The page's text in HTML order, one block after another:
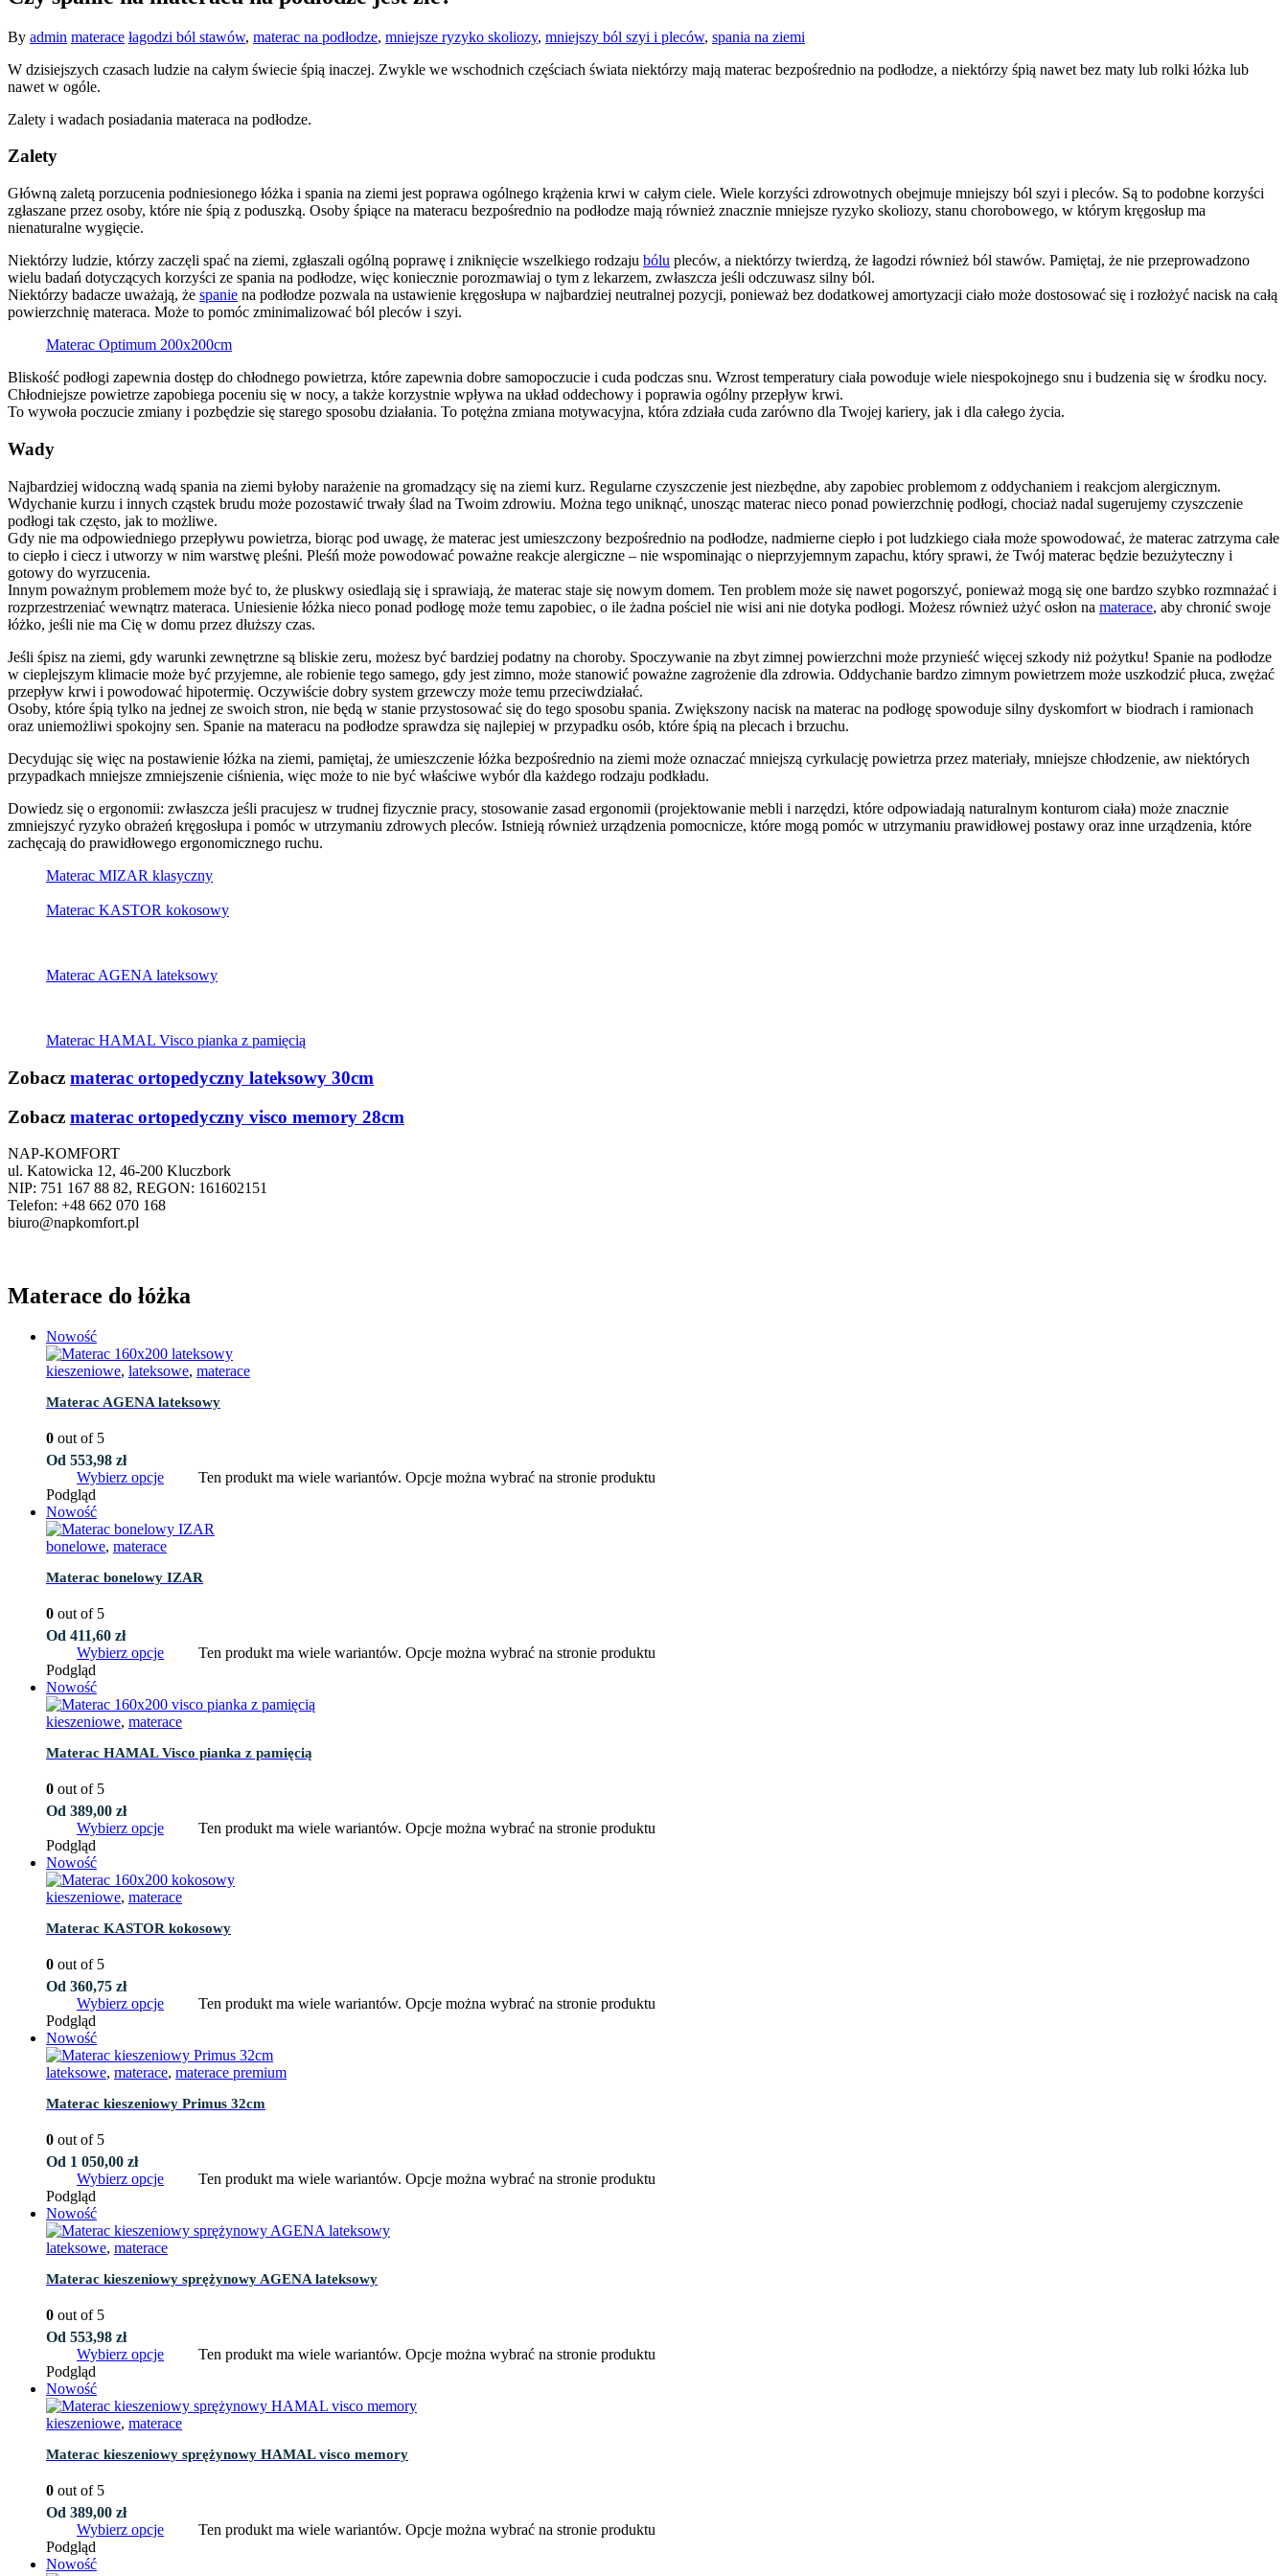
By admin materace łagodzi ból stawów, materac na podłodze, mniejsze ryzyko skoliozy, mniejszy ból szyi i pleców, spania na ziemi
W dzisiejszych czasach ludzie na całym świecie śpią inaczej. Zwykle we wschodnich częściach świata niektórzy mają materac bezpośrednio na podłodze, a niektórzy śpią nawet bez maty lub rolki łóżka lub
nawet w ogóle.
Zalety i wadach posiadania materaca na podłodze.
Zalety
Główną zaletą porzucenia podniesionego łóżka i spania na ziemi jest poprawa ogólnego krążenia krwi w całym ciele. Wiele korzyści zdrowotnych obejmuje mniejszy ból szyi i pleców. Są to podobne korzyści
zgłaszane przez osoby, które nie śpią z poduszką. Osoby śpiące na materacu bezpośrednio na podłodze mają również znacznie mniejsze ryzyko skoliozy, stanu chorobowego, w którym kręgosłup ma
nienaturalne wygięcie.
Niektórzy ludzie, którzy zaczęli spać na ziemi, zgłaszali ogólną poprawę i zniknięcie wszelkiego rodzaju bólu pleców, a niektórzy twierdzą, że łagodzi również ból stawów. Pamiętaj, że nie przeprowadzono
wielu badań dotyczących korzyści ze spania na podłodze, więc koniecznie porozmawiaj o tym z lekarzem, zwłaszcza jeśli odczuwasz silny ból.
Niektórzy badacze uważają, że spanie na podłodze pozwala na ustawienie kręgosłupa w najbardziej neutralnej pozycji, ponieważ bez dodatkowej amortyzacji ciało może dostosować się i rozłożyć nacisk na całą
powierzchnię materaca. Może to pomóc zminimalizować ból pleców i szyi.
Materac Optimum 200x200cm
Bliskość podłogi zapewnia dostęp do chłodnego powietrza, które zapewnia dobre samopoczucie i cuda podczas snu. Wzrost temperatury ciała powoduje wiele niespokojnego snu i budzenia się w środku nocy.
Chłodniejsze powietrze zapobiega poceniu się w nocy, a także korzystnie wpływa na układ oddechowy i poprawia ogólny przepływ krwi.
To wywoła poczucie zmiany i pozbędzie się starego sposobu działania. To potężna zmiana motywacyjna, która zdziała cuda zarówno dla Twojej kariery, jak i dla całego życia.
Wady
Najbardziej widoczną wadą spania na ziemi byłoby narażenie na gromadzący się na ziemi kurz. Regularne czyszczenie jest niezbędne, aby zapobiec problemom z oddychaniem i reakcjom alergicznym.
Wdychanie kurzu i innych cząstek brudu może pozostawić trwały ślad na Twoim zdrowiu. Można tego uniknąć, unosząc materac nieco ponad powierzchnię podłogi, chociaż nadal sugerujemy czyszczenie
podłogi tak często, jak to możliwe.
Gdy nie ma odpowiedniego przepływu powietrza, biorąc pod uwagę, że materac jest umieszczony bezpośrednio na podłodze, nadmierne ciepło i pot ludzkiego ciała może spowodować, że materac zatrzyma całe
to ciepło i ciecz i utworzy w nim warstwę pleśni. Pleśń może powodować poważne reakcje alergiczne – nie wspominając o nieprzyjemnym zapachu, który sprawi, że Twój materac będzie bezużyteczny i
gotowy do wyrzucenia.
Innym poważnym problemem może być to, że pluskwy osiedlają się i sprawiają, że materac staje się nowym domem. Ten problem może się nawet pogorszyć, ponieważ mogą się one bardzo szybko rozmnażać i
rozprzestrzeniać wewnątrz materaca. Uniesienie łóżka nieco ponad podłogę może temu zapobiec, o ile żadna pościel nie wisi ani nie dotyka podłogi. Możesz również użyć osłon na materace, aby chronić swoje
łóżko, jeśli nie ma Cię w domu przez dłuższy czas.
Jeśli śpisz na ziemi, gdy warunki zewnętrzne są bliskie zeru, możesz być bardziej podatny na choroby. Spoczywanie na zbyt zimnej powierzchni może przynieść więcej szkody niż pożytku! Spanie na podłodze
w cieplejszym klimacie może być przyjemne, ale robienie tego samego, gdy jest zimno, może stanowić poważne zagrożenie dla zdrowia. Oddychanie bardzo zimnym powietrzem może uszkodzić płuca, zwężać
przepływ krwi i powodować hipotermię. Oczywiście dobry system grzewczy może temu przeciwdziałać.
Osoby, które śpią tylko na jednej ze swoich stron, nie będą w stanie przystosować się do tego sposobu spania. Zwiększony nacisk na materac na podłogę spowoduje silny dyskomfort w biodrach i ramionach
oraz uniemożliwi spokojny sen. Spanie na materacu na podłodze sprawdza się najlepiej w przypadku osób, które śpią na plecach i brzuchu.
Decydując się więc na postawienie łóżka na ziemi, pamiętaj, że umieszczenie łóżka bezpośrednio na ziemi może oznaczać mniejszą cyrkulację powietrza przez materiały, mniejsze chłodzenie, aw niektórych
przypadkach mniejsze zmniejszenie ciśnienia, więc może to nie być właściwe wybór dla każdego rodzaju podkładu.
Dowiedz się o ergonomii: zwłaszcza jeśli pracujesz w trudnej fizycznie pracy, stosowanie zasad ergonomii (projektowanie mebli i narzędzi, które odpowiadają naturalnym konturom ciała) może znacznie
zmniejszyć ryzyko obrażeń kręgosłupa i pomóc w utrzymaniu zdrowych pleców. Istnieją również urządzenia pomocnicze, które mogą pomóc w utrzymaniu prawidłowej postawy oraz inne urządzenia, które
zachęcają do prawidłowego ergonomicznego ruchu.
Materac MIZAR klasyczny
Materac KASTOR kokosowy
Materac AGENA lateksowy
Materac HAMAL Visco pianka z pamięcią
Zobacz materac ortopedyczny lateksowy 30cm
Zobacz materac ortopedyczny visco memory 28cm
NAP-KOMFORT
ul. Katowicka 12, 46-200 Kluczbork
NIP: 751 167 88 82, REGON: 161602151
Telefon: +48 662 070 168
biuro@napkomfort.pl
Materace do łóżka
Nowość
kieszeniowe, lateksowe, materace
Materac AGENA lateksowy
0 out of 5
Od 553,98 zł
Wybierz opcje
Ten produkt ma wiele wariantów. Opcje można wybrać na stronie produktu
Podgląd
Nowość
bonelowe, materace
Materac bonelowy IZAR
0 out of 5
Od 411,60 zł
Wybierz opcje
Ten produkt ma wiele wariantów. Opcje można wybrać na stronie produktu
Podgląd
Nowość
kieszeniowe, materace
Materac HAMAL Visco pianka z pamięcią
0 out of 5
Od 389,00 zł
Wybierz opcje
Ten produkt ma wiele wariantów. Opcje można wybrać na stronie produktu
Podgląd
Nowość
kieszeniowe, materace
Materac KASTOR kokosowy
0 out of 5
Od 360,75 zł
Wybierz opcje
Ten produkt ma wiele wariantów. Opcje można wybrać na stronie produktu
Podgląd
Nowość
lateksowe, materace, materace premium
Materac kieszeniowy Primus 32cm
0 out of 5
Od 1 050,00 zł
Wybierz opcje
Ten produkt ma wiele wariantów. Opcje można wybrać na stronie produktu
Podgląd
Nowość
lateksowe, materace
Materac kieszeniowy sprężynowy AGENA lateksowy
0 out of 5
Od 553,98 zł
Wybierz opcje
Ten produkt ma wiele wariantów. Opcje można wybrać na stronie produktu
Podgląd
Nowość
kieszeniowe, materace
Materac kieszeniowy sprężynowy HAMAL visco memory
0 out of 5
Od 389,00 zł
Wybierz opcje
Ten produkt ma wiele wariantów. Opcje można wybrać na stronie produktu
Podgląd
Nowość